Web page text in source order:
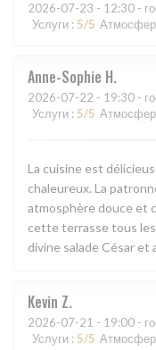
2026-07-23 - 12:30 -
Услуги : 5/5
Anne-Sophie H
2026-07-22 - 19:30 -
Услуги : 5/5
La cuisine est
chaleureux. La
atmosphère douce et
cette terrasse tous
divine salade César et
Kevin Z
2026-07-21 - 19:00 -
Услуги : 5/5